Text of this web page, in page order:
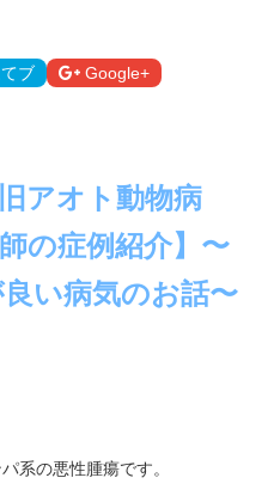
ブ
Google+
アオト動物病
の症例紹介】〜
い病気のお話〜
系の悪性腫瘍です。